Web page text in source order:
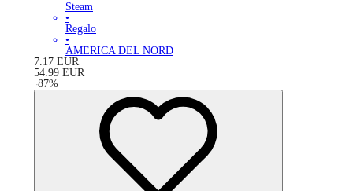
Steam
•
Regalo
•
AMERICA DEL NORD
7.17 EUR
54.99 EUR
-87%